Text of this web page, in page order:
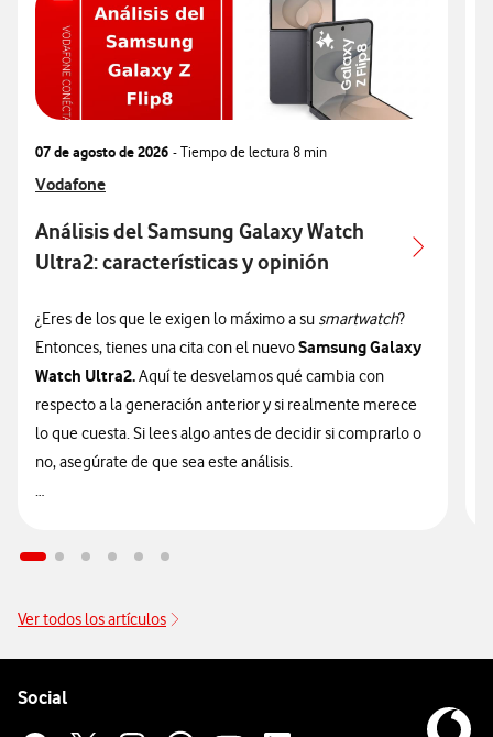
07 de agosto de 2026 - Tiempo de lectura8 min
Ver más articulos relacionados con
Vodafone
Análisis del Samsung Galaxy Watch
Ultra2: características y opinión
¿Eres de los que le exigen lo máximo a su smartwatch?
Entonces, tienes una cita con el nuevoSamsung Galaxy
Watch Ultra2.Aquí te desvelamos qué cambia con
respecto a la generación anterior y si realmente merece
lo que cuesta. Si lees algo antes de decidir si comprarlo o
no, asegúrate de que sea este análisis.
Galaxy Watch Ultra2 financiado
Ver todos los artículos
Social